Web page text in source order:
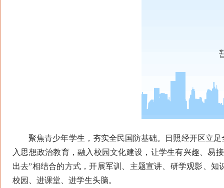
聚焦青少年学生，夯实全民国防基础。日照经开区立足
入思想政治教育，融入校园文化建设，让学生有兴趣、易
出去”相结合的方式，开展军训、主题宣讲、研学观影、
校园、进课堂、进学生头脑。